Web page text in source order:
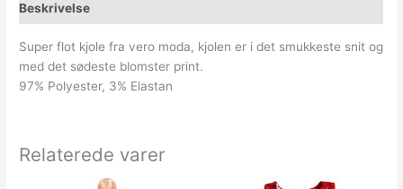
Beskrivelse
Super flot kjole fra vero moda, kjolen er i det smukkeste snit og
med det sødeste blomster print.
97% Polyester, 3% Elastan
Relaterede varer